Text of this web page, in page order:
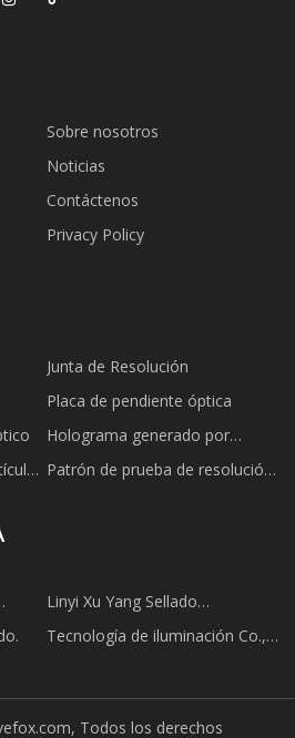
Sobre nosotros
Noticias
Contáctenos
Privacy Policy
Junta de Resolución
Placa de pendiente óptica
Holograma generado por
computadora
Patrón de prueba de resolución
Linyi Xu Yang Sellado
Tecnología Co., Limitado.
Tecnología de iluminación Co.,
Todos los derechos